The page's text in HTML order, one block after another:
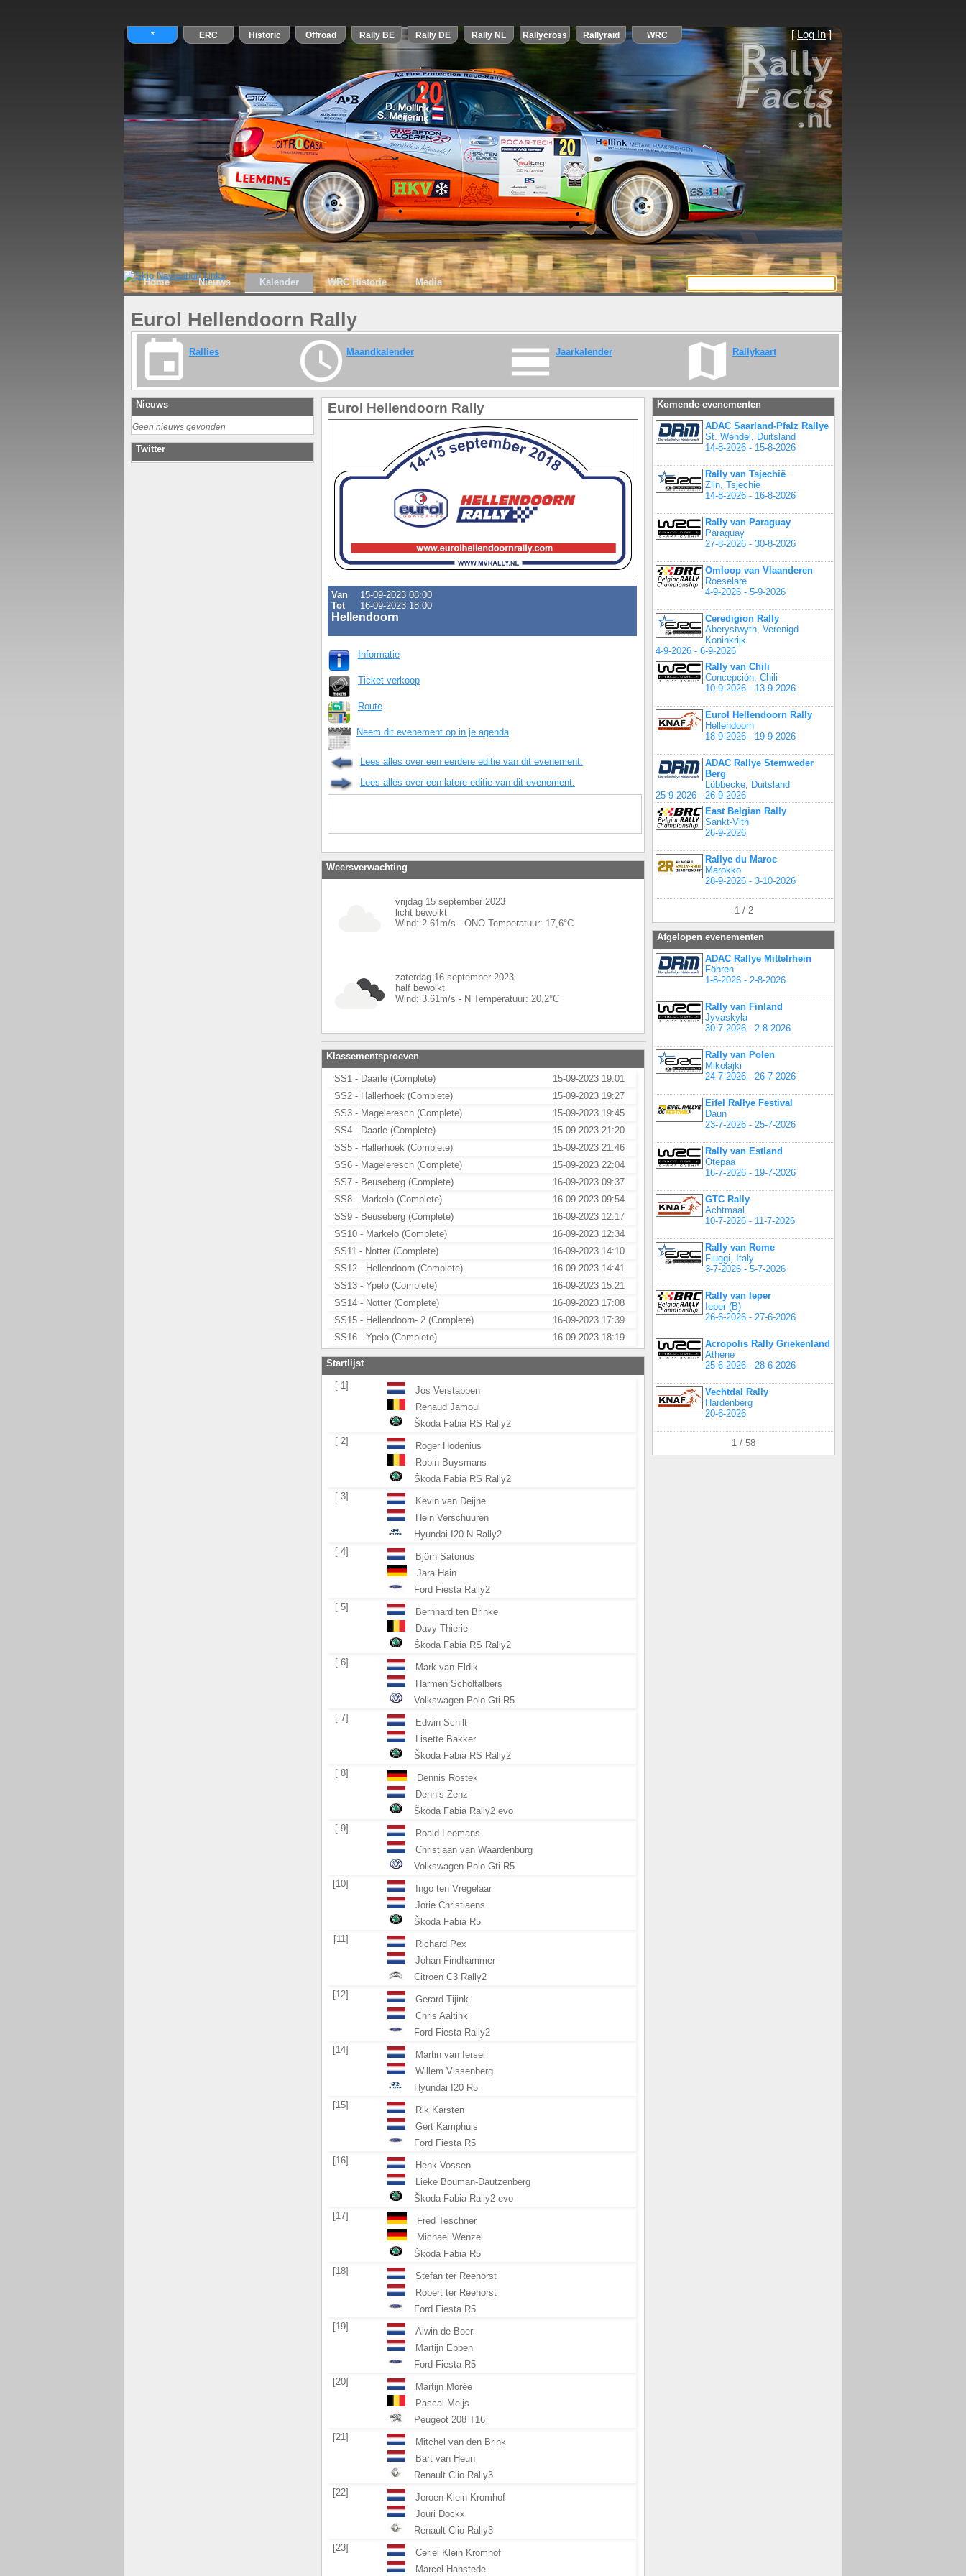
[ Log In]
Home Nieuws Kalender WRC Historie Media
Eurol Hellendoorn Rally
Rallies Maandkalender Jaarkalender Rallykaart
Nieuws
Geen nieuws gevonden
Twitter
Eurol Hellendoorn Rally
Van
15-09-2023 08:00
Tot
16-09-2023 18:00
Hellendoorn
Informatie
Ticket verkoop
Route
Neem dit evenement op in je agenda
Lees alles over een eerdere editie van dit evenement.
Lees alles over een latere editie van dit evenement.
Weersverwachting
vrijdag 15 september 2023
licht bewolkt
Wind: 2.61 m/s - ONO Temperatuur: 17,6°C
zaterdag 16 september 2023
half bewolkt
Wind: 3.61 m/s - N Temperatuur: 20,2°C
Klassementsproeven
SS1 - Daarle (Complete)
15-09-2023 19:01
SS2 - Hallerhoek (Complete)
15-09-2023 19:27
SS3 - Mageleresch (Complete)
15-09-2023 19:45
SS4 - Daarle (Complete)
15-09-2023 21:20
SS5 - Hallerhoek (Complete)
15-09-2023 21:46
SS6 - Mageleresch (Complete)
15-09-2023 22:04
SS7 - Beuseberg (Complete)
16-09-2023 09:37
SS8 - Markelo (Complete)
16-09-2023 09:54
SS9 - Beuseberg (Complete)
16-09-2023 12:17
SS10 - Markelo (Complete)
16-09-2023 12:34
SS11 - Notter (Complete)
16-09-2023 14:10
SS12 - Hellendoorn (Complete)
16-09-2023 14:41
SS13 - Ypelo (Complete)
16-09-2023 15:21
SS14 - Notter (Complete)
16-09-2023 17:08
SS15 - Hellendoorn- 2 (Complete)
16-09-2023 17:39
SS16 - Ypelo (Complete)
16-09-2023 18:19
Startlijst
[ 1]
Jos Verstappen
Renaud Jamoul
Škoda Fabia RS Rally2
[ 2]
Roger Hodenius
Robin Buysmans
Škoda Fabia RS Rally2
[ 3]
Kevin van Deijne
Hein Verschuuren
Hyundai I20 N Rally2
[ 4]
Björn Satorius
Jara Hain
Ford Fiesta Rally2
[ 5]
Bernhard ten Brinke
Davy Thierie
Škoda Fabia RS Rally2
[ 6]
Mark van Eldik
Harmen Scholtalbers
Volkswagen Polo Gti R5
[ 7]
Edwin Schilt
Lisette Bakker
Škoda Fabia RS Rally2
[ 8]
Dennis Rostek
Dennis Zenz
Škoda Fabia Rally2 evo
[ 9]
Roald Leemans
Christiaan van Waardenburg
Volkswagen Polo Gti R5
[10]
Ingo ten Vregelaar
Jorie Christiaens
Škoda Fabia R5
[11]
Richard Pex
Johan Findhammer
Citroën C3 Rally2
[12]
Gerard Tijink
Chris Aaltink
Ford Fiesta Rally2
[14]
Martin van Iersel
Willem Vissenberg
Hyundai I20 R5
[15]
Rik Karsten
Gert Kamphuis
Ford Fiesta R5
[16]
Henk Vossen
Lieke Bouman-Dautzenberg
Škoda Fabia Rally2 evo
[17]
Fred Teschner
Michael Wenzel
Škoda Fabia R5
[18]
Stefan ter Reehorst
Robert ter Reehorst
Ford Fiesta R5
[19]
Alwin de Boer
Martijn Ebben
Ford Fiesta R5
[20]
Martijn Morée
Pascal Meijs
Peugeot 208 T16
[21]
Mitchel van den Brink
Bart van Heun
Renault Clio Rally3
[22]
Jeroen Klein Kromhof
Jouri Dockx
Renault Clio Rally3
[23]
Ceriel Klein Kromhof
Marcel Hanstede
Komende evenementen
ADAC Saarland-Pfalz Rallye
St. Wendel, Duitsland
14-8-2026 - 15-8-2026
Rally van Tsjechië
Zlin, Tsjechië
14-8-2026 - 16-8-2026
Rally van Paraguay
Paraguay
27-8-2026 - 30-8-2026
Omloop van Vlaanderen
Roeselare
4-9-2026 - 5-9-2026
Ceredigion Rally
Aberystwyth, Verenigd
Koninkrijk
4-9-2026 - 6-9-2026
Rally van Chili
Concepción, Chili
10-9-2026 - 13-9-2026
Eurol Hellendoorn Rally
Hellendoorn
18-9-2026 - 19-9-2026
ADAC Rallye Stemweder
Berg
Lübbecke, Duitsland
25-9-2026 - 26-9-2026
East Belgian Rally
Sankt-Vith
26-9-2026
Rallye du Maroc
Marokko
28-9-2026 - 3-10-2026
1 / 2
Afgelopen evenementen
ADAC Rallye Mittelrhein
Föhren
1-8-2026 - 2-8-2026
Rally van Finland
Jyvaskyla
30-7-2026 - 2-8-2026
Rally van Polen
Mikołajki
24-7-2026 - 26-7-2026
Eifel Rallye Festival
Daun
23-7-2026 - 25-7-2026
Rally van Estland
Otepää
16-7-2026 - 19-7-2026
GTC Rally
Achtmaal
10-7-2026 - 11-7-2026
Rally van Rome
Fiuggi, Italy
3-7-2026 - 5-7-2026
Rally van Ieper
Ieper (B)
26-6-2026 - 27-6-2026
Acropolis Rally Griekenland
Athene
25-6-2026 - 28-6-2026
Vechtdal Rally
Hardenberg
20-6-2026
1 / 58